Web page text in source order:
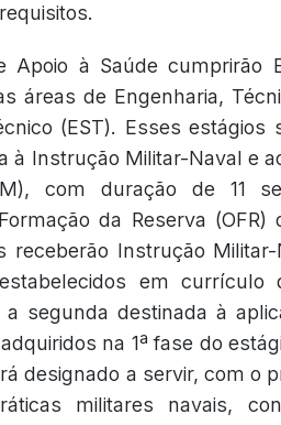
Apoio à Saúde cumprirão
áreas de Engenharia,
(EST). Esses estágios
à Instrução Militar-Naval e
com duração de 11
da Reserva
receberão Instrução
em currículo
segunda destinada à
na 1ª fase do
designado a servir, com o
militares navais,